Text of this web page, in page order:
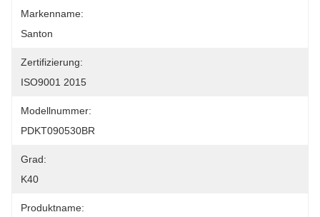
Markenname:
Santon
Zertifizierung:
ISO9001 2015
Modellnummer:
PDKT090530BR
Grad:
K40
Produktname: